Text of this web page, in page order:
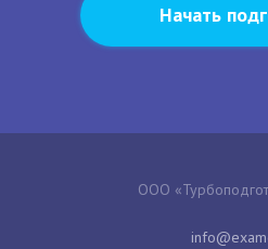
Начать
ООО